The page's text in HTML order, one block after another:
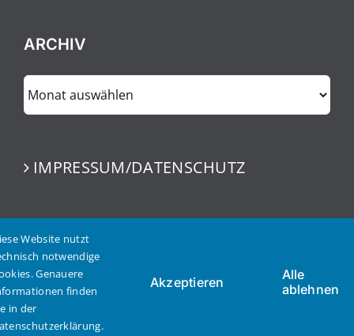
ARCHIV
ARCHIV
IMPRESSUM/DATENSCHUTZ
Website nutzt
notwendige
Genauere
finden
in der
Akzeptieren
Alle
ablehnen